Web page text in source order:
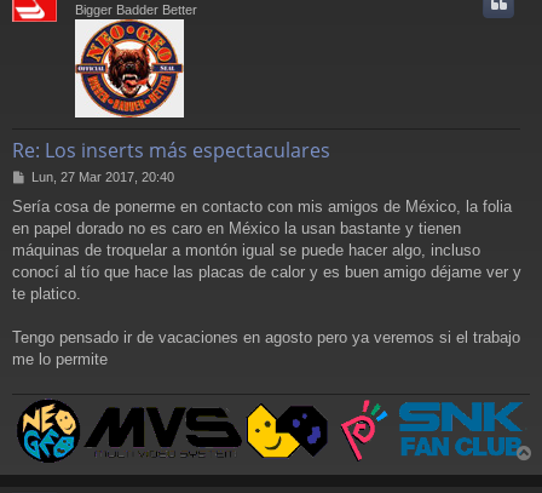
Bigger Badder Better
Re: Los inserts más espectaculares
M
n
s
a
j
Lun, 27 Mar 2017, 20:40
Sería cosa de ponerme en contacto con mis amigos de México, la folia
en papel dorado no es caro en México la usan bastante y tienen
máquinas de troquelar a montón igual se puede hacer algo, incluso
conocí al tío que hace las placas de calor y es buen amigo déjame ver y
te platico.
Tengo pensado ir de vacaciones en agosto pero ya veremos si el trabajo
me lo permite
r